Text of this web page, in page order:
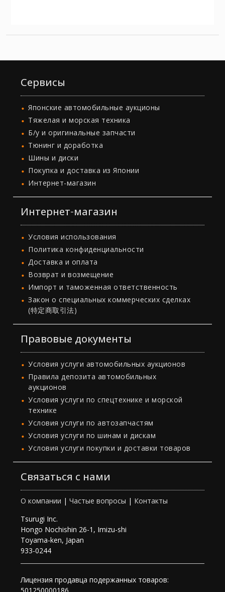
Сервисы
Японские автомобильные аукционы
Тяжелая и морская техника
Б/у и оригинальные запчасти
Тюнинг и доработка
Шины и диски
Покупка и доставка из Японии
Интернет-магазин
Интернет-магазин
Условия использования
Политика конфиденциальности
Доставка и оплата
Возврат и возмещение
Импорт и таможенная ответственность
Закон о специальных коммерческих сделках
(特定商取引法)
Правовые документы
Условия услуги автомобильных аукционов
Правила депозита автомобильных
аукционов
Условия услуги по спецтехнике и морской
технике
Условия услуги по автозапчастям
Условия услуги по шинам и дискам
Условия услуги покупки и доставки товаров
Связаться с нами
О компании |Частые вопросы | Контакты
Tsurugi Inc.
Hongo Nochishin 26-1, Imizu-shi
Toyama-ken, Japan
933-0244
Лицензия продавца подержанных товаров: